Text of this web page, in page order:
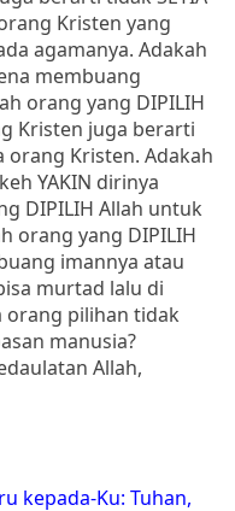
Kristen yang
agamanya. Adakah
membuang
orang yang DIPILIH
Kristen juga berarti
Kristen. Adakah
YAKIN dirinya
DIPILIH Allah untuk
orang yang DIPILIH
imannya atau
murtad lalu di
orang pilihan tidak
manusia?
Allah,
kepada-Ku: Tuhan,